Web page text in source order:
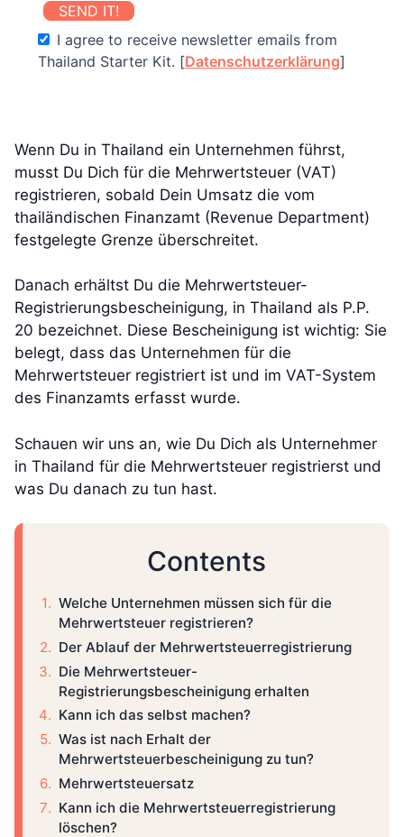
SEND IT!
I agree to receive newsletter emails from
Thailand Starter Kit. [Datenschutzerklärung]
Wenn Du in Thailand ein Unternehmen führst,
musst Du Dich für die Mehrwertsteuer (VAT)
registrieren, sobald Dein Umsatz die vom
thailändischen Finanzamt (Revenue Department)
festgelegte Grenze überschreitet.
Danach erhältst Du die Mehrwertsteuer-
Registrierungsbescheinigung, in Thailand als P.P.
20 bezeichnet. Diese Bescheinigung ist wichtig: Sie
belegt, dass das Unternehmen für die
Mehrwertsteuer registriert ist und im VAT-System
des Finanzamts erfasst wurde.
Schauen wir uns an, wie Du Dich als Unternehmer
in Thailand für die Mehrwertsteuer registrierst und
was Du danach zu tun hast.
Contents
Welche Unternehmen müssen sich für die
Mehrwertsteuer registrieren?
Der Ablauf der Mehrwertsteuerregistrierung
Die Mehrwertsteuer-
Registrierungsbescheinigung erhalten
Kann ich das selbst machen?
Was ist nach Erhalt der
Mehrwertsteuerbescheinigung zu tun?
Mehrwertsteuersatz
Kann ich die Mehrwertsteuerregistrierung
löschen?